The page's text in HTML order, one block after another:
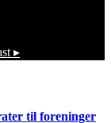
▸
til foreninger